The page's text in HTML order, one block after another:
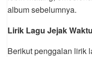
album sebelumnya.
Lirik Lagu Jejak
Berikut penggalan lirik